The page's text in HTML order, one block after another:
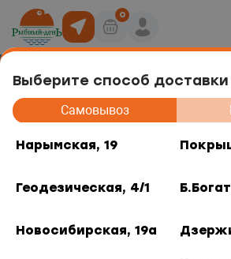
Выберите способ доставки
Самовывоз
Нарымская, 19
Геодезическая, 4/1
Новосибирская, 19а
0
роллови отделы
6
4/1
Креветка Ваннамей в
котлета 450г